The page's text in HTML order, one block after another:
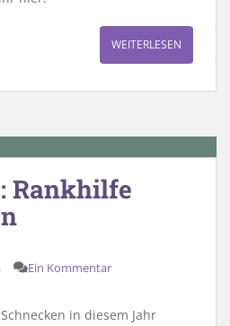
WEITERLESEN
Rankhilfe
Ein Kommentar
in diesem Jahr